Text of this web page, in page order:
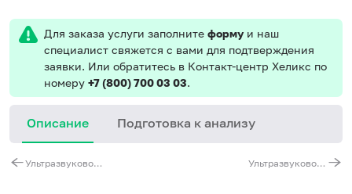
Для заказа услуги заполните форму и наш
специалист свяжется с вами для подтверждения
заявки. Или обратитесь в Контакт-центр Хеликс по
номеру +7 (800) 700 03 03.
Описание Подготовка к анализу
Ультразвуковое исследование селезенки Ультразвуковое исследование щитовидной железы